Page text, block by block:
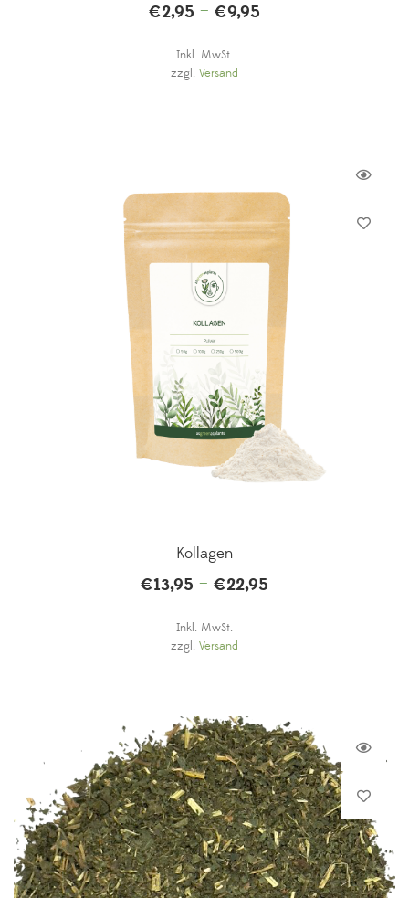
€2,95 – €9,95
Inkl. MwSt.
zzgl. Versand
Kollagen
€13,95 – €22,95
Inkl. MwSt.
zzgl. Versand